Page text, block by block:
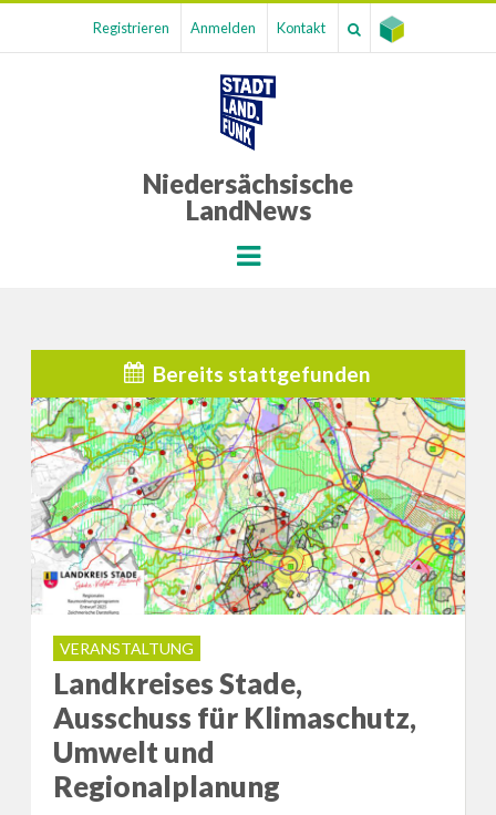
Registrieren Anmelden Kontakt
Niedersächsische
LandNews
Menu
Bereits stattgefunden
VERANSTALTUNG
Landkreises Stade,
Ausschuss für Klimaschutz,
Umwelt und
Regionalplanung